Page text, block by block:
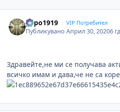
pepo1919 VIP Потребител
ПубликуваноАприл 30, 20206 гд
Здравейте,не ми се получава
всичко имам и дава,че не са